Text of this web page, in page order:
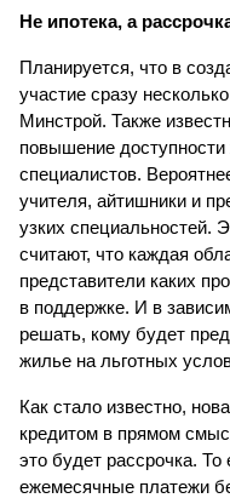
Не ипотека, а
Планируется, что в
участие сразу
Минстрой. Также
повышение доступности
специалистов.
учителя, айтишники и
узких специальностей.
считают, что каждая
представители каких
в поддержке. И в
решать, кому будет
жилье на льготных
Как стало известно,
кредитом в прямом
это будет рассрочка.
ежемесячные платежи